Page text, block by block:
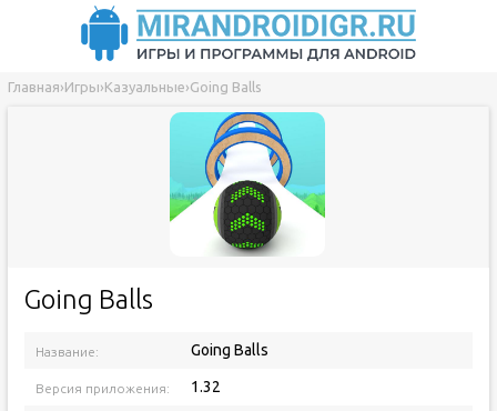
Главная›Игры›Казуальные›Going Balls
Going Balls
Название: Going Balls
Версия приложения: 1.32